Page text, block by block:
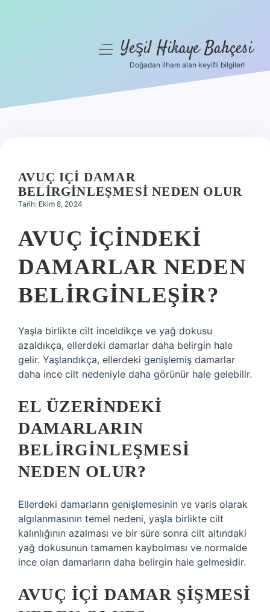
Hakkımızda
menüyüYeşil Hikaye Bahçesi
Doğadan ilham alan keyifli bilgiler!
AVUÇ IÇI DAMAR
BELIRGINLEŞMESI NEDEN OLUR
Tarih: Ekim 8, 2024
AVUÇ IÇINDEKI
DAMARLAR NEDEN
BELIRGINLEŞIR?
Yaşla birlikte cilt inceldikçe ve yağ dokusu
azaldıkça, ellerdeki damarlar daha belirgin hale
gelir. Yaşlandıkça, ellerdeki genişlemiş damarlar
daha ince cilt nedeniyle daha görünür hale gelebilir.
EL ÜZERINDEKI
DAMARLARIN
BELIRGINLEŞMESI
NEDEN OLUR?
Ellerdeki damarların genişlemesinin ve varis olarak
algılanmasının temel nedeni, yaşla birlikte cilt
kalınlığının azalması ve bir süre sonra cilt altındaki
yağ dokusunun tamamen kaybolması ve normalde
ince olan damarların daha belirgin hale gelmesidir.
AVUÇ IÇI DAMAR ŞIŞMESI